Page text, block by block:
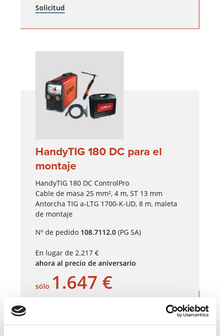
Solicitud
HandyTIG 180 DC para el
montaje
HandyTIG 180 DC ControlPro
Cable de masa 25 mm², 4 m, ST 13 mm
Antorcha TIG a-LTG 1700-K-UD, 8 m, maleta
de montaje
Nº de pedido 108.7112.0(PG SA)
En lugar de 2.217 €
ahora al precio de aniversario
sólo 1.647 €